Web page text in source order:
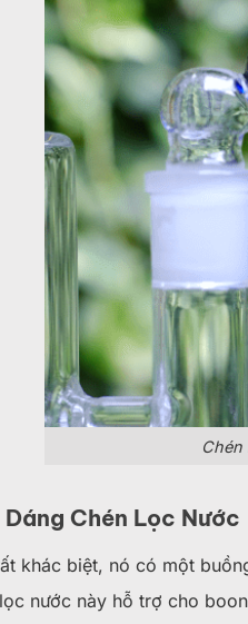
Chén
Chén Lọc Nước
khác biệt, nó có một
nước này hỗ trợ cho